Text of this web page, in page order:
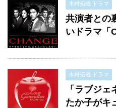
木村拓哉 ドラマ
共演者との
いドラマ「
木村拓哉 ドラマ
「ラブジ
たか子がキ